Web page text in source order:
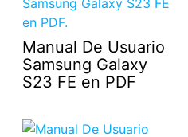
Manual De Usuario
Samsung Galaxy
S23 FE en PDF